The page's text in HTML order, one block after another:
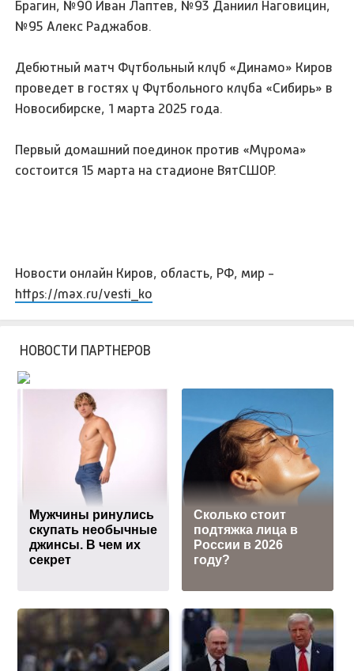
Брагин, №90 Иван Лаптев, №93 Даниил Наговицин,
№95 Алекс Раджабов.
Дебютный матч Футбольный клуб «Динамо» Киров
проведет в гостях у Футбольного клуба «Сибирь» в
Новосибирске, 1 марта 2025 года.
Первый домашний поединок против «Мурома»
состоится 15 марта на стадионе ВятСШОР.
Новости онлайн Киров, область, РФ, мир -
https://max.ru/vesti_ko
НОВОСТИ ПАРТНЕРОВ
Мужчины ринулись
скупать необычные
джинсы. В чем их
секрет
Сколько стоит
подтяжка лица в
России в 2026
году?